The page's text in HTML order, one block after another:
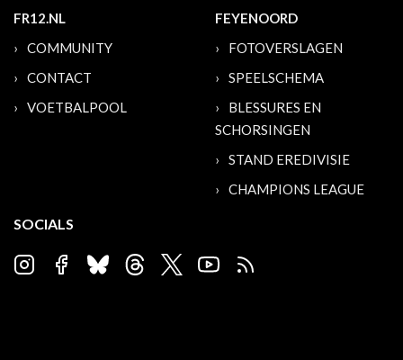
FR12.NL
COMMUNITY
CONTACT
VOETBALPOOL
FEYENOORD
FOTOVERSLAGEN
SPEELSCHEMA
BLESSURES EN
SCHORSINGEN
STAND EREDIVISIE
CHAMPIONS LEAGUE
SOCIALS